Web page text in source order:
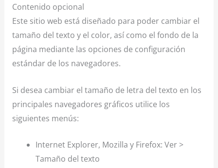
Contenido opcional
Este sitio web está diseñado para poder cambiar el
tamaño del texto y el color, así como el fondo de la
página mediante las opciones de configuración
estándar de los navegadores.
Si desea cambiar el tamaño de letra del texto en los
principales navegadores gráficos utilice los
siguientes menús:
Internet Explorer, Mozilla y Firefox: Ver >
Tamaño del texto